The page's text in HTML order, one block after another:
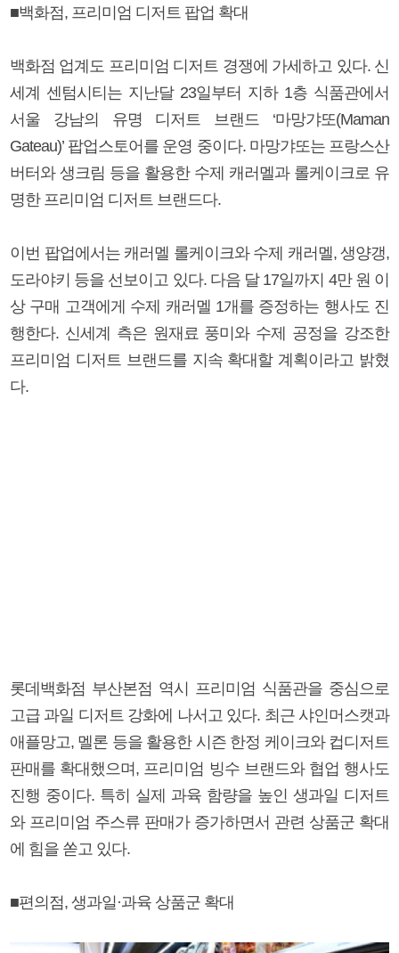
■백화점, 프리미엄 디저트 팝업 확대
백화점 업계도 프리미엄 디저트 경쟁에 가세하고 있다. 신
세계 센텀시티는 지난달 23일부터 지하 1층 식품관에서
서울 강남의 유명 디저트 브랜드 ‘마망갸또(Maman
Gateau)’ 팝업스토어를 운영 중이다. 마망갸또는 프랑스산
버터와 생크림 등을 활용한 수제 캐러멜과 롤케이크로 유
명한 프리미엄 디저트 브랜드다.
이번 팝업에서는 캐러멜 롤케이크와 수제 캐러멜, 생양갱,
도라야키 등을 선보이고 있다. 다음 달 17일까지 4만 원 이
상 구매 고객에게 수제 캐러멜 1개를 증정하는 행사도 진
행한다. 신세계 측은 원재료 풍미와 수제 공정을 강조한
프리미엄 디저트 브랜드를 지속 확대할 계획이라고 밝혔
다.
롯데백화점 부산본점 역시 프리미엄 식품관을 중심으로
고급 과일 디저트 강화에 나서고 있다. 최근 샤인머스캣과
애플망고, 멜론 등을 활용한 시즌 한정 케이크와 컵디저트
판매를 확대했으며, 프리미엄 빙수 브랜드와 협업 행사도
진행 중이다. 특히 실제 과육 함량을 높인 생과일 디저트
와 프리미엄 주스류 판매가 증가하면서 관련 상품군 확대
에 힘을 쏟고 있다.
■편의점, 생과일·과육 상품군 확대